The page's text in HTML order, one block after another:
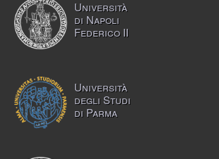
Università
di Napoli
Federico II
Università
degli Studi
di Parma